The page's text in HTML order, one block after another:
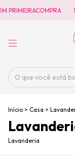
15%OFF NA
Início > Casa >
Lavanderia